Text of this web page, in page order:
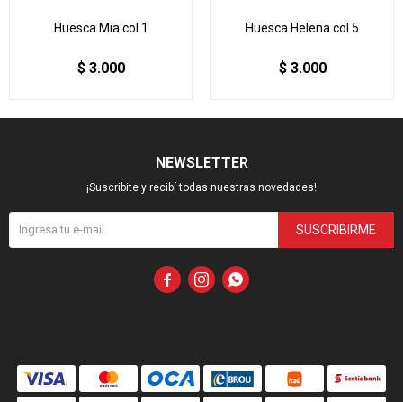
Huesca Mia col 1
$ 3.000
Huesca Helena col 5
$ 3.000
NEWSLETTER
¡Suscribite y recibí todas nuestras novedades!
SUSCRIBIRME
  